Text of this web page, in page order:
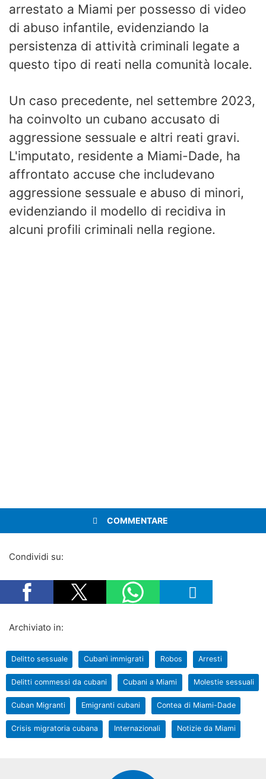
arrestato a Miami per possesso di video
di abuso infantile, evidenziando la
persistenza di attività criminali legate a
questo tipo di reati nella comunità locale.
Un caso precedente, nel settembre 2023,
ha coinvolto un cubano accusato di
aggressione sessuale e altri reati gravi.
L'imputato, residente a Miami-Dade, ha
affrontato accuse che includevano
aggressione sessuale e abuso di minori,
evidenziando il modello di recidiva in
alcuni profili criminali nella regione.
COMMENTARE
Condividi su:
Archiviato in:
Delitto sessuale Cubanì immigrati Robos Arresti
Delitti commessi da cubani Cubani a Miami Molestie sessuali
Cuban Migranti Emigranti cubani Contea di Miami-Dade
Crisis migratoria cubana Internazionali Notizie da Miami